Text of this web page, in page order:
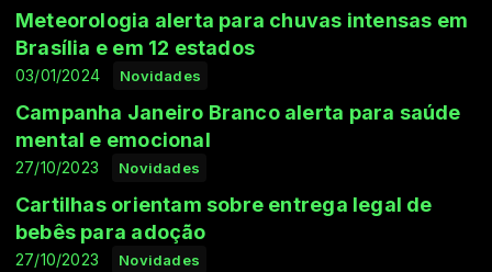
Meteorologia alerta para chuvas intensas em
Brasília e em 12 estados
Novidades
03/01/2024
Campanha Janeiro Branco alerta para saúde
mental e emocional
Novidades
27/10/2023
Cartilhas orientam sobre entrega legal de
bebês para adoção
Novidades
27/10/2023